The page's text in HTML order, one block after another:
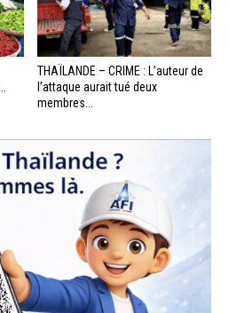
THAÏLANDE – CRIME : L’auteur de
l’attaque aurait tué deux
membres...